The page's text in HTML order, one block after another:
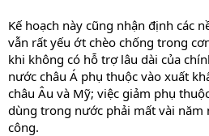
Kế hoạch này cũng nhận định các
vẫn rất yếu ớt chèo chống trong
khi không có hỗ trợ lâu dài của
nước châu Á phụ thuộc vào xuất
châu Âu và Mỹ; việc giảm phụ
dùng trong nước phải mất vài
công.